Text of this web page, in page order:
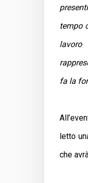
tempo
lavoro
fa la
letto
che